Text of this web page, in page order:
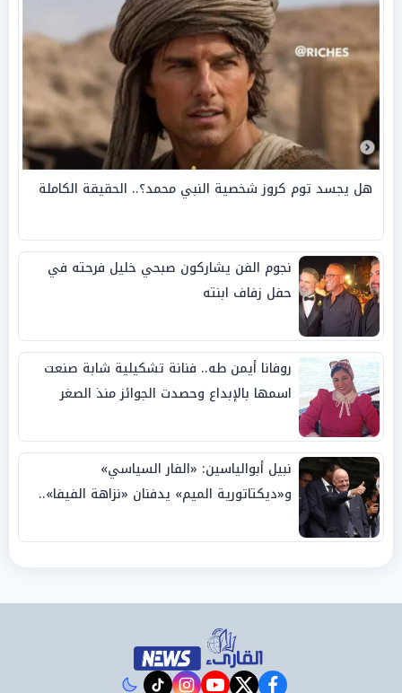
هل يجسد توم كروز شخصية النبي محمد؟.. الحقيقة الكاملة
نجوم الفن يشاركون صبحي خليل فرحته في
حفل زفاف ابنته
روفانا أيمن طه.. فنانة تشكيلية شابة صنعت
اسمها بالإبداع وحصدت الجوائز منذ الصغر
نبيل أبوالياسين: «الفار السياسي»
و«ديكتاتورية الميم» يدفنان «نزاهة الفيفا»..